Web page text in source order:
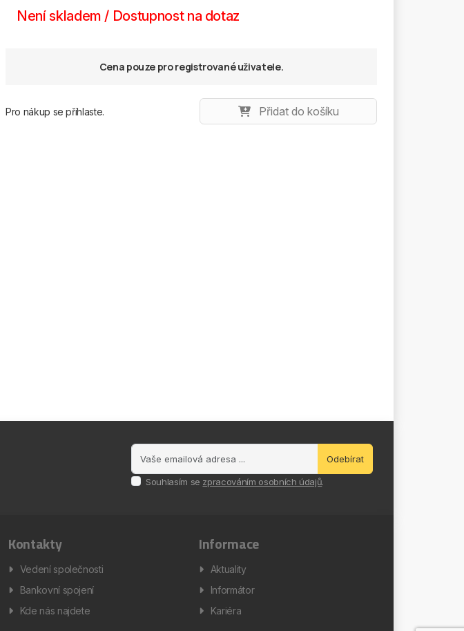
Není skladem / Dostupnost na dotaz
Cena pouze pro registrované uživatele.
Pro nákup se přihlaste. Přidat do košíku
Odebírat
Souhlasím se zpracováním osobních údajů.
Kontakty
Vedení společnosti
Bankovní spojení
Kde nás najdete
Informace
Aktuality
Informátor
Kariéra